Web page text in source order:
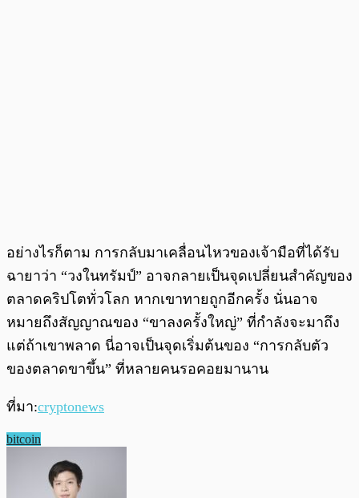
อย่างไรก็ตาม การกลับมาเคลื่อนไหวของเจ้ามือที่ได้รับ
ฉายาว่า “วงในทรัมป์” อาจกลายเป็นจุดเปลี่ยนสำคัญของ
ตลาดคริปโตทั่วโลก หากเขาทายถูกอีกครั้ง นั่นอาจ
หมายถึงสัญญาณของ “ขาลงครั้งใหญ่” ที่กำลังจะมาถึง
แต่ถ้าเขาพลาด นี่อาจเป็นจุดเริ่มต้นของ “การกลับตัว
ของตลาดขาขึ้น” ที่หลายคนรอคอยมานาน
ที่มา:cryptonews
bitcoin